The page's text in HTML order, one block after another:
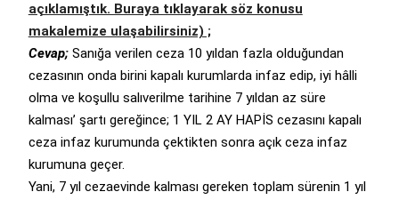
açıklamıştık. Buraya tıklayarak söz konusu
makalemize ulaşabilirsiniz) ;
Cevap; Sanığa verilen ceza 10 yıldan fazla olduğundan
cezasının onda birini kapalı kurumlarda infaz edip, iyi hâlli
olma ve koşullu salıverilme tarihine 7 yıldan az süre
kalması’ şartı gereğince; 1 YIL 2 AY HAPİS cezasını kapalı
ceza infaz kurumunda çektikten sonra açık ceza infaz
kurumuna geçer.
Yani, 7 yıl cezaevinde kalması gereken toplam sürenin 1 yıl